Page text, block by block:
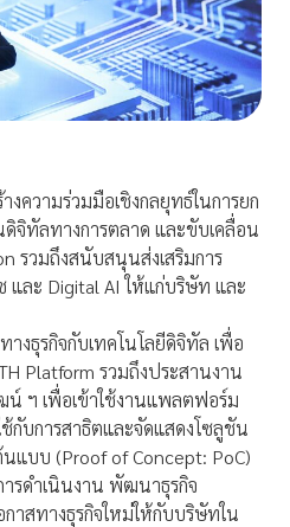
งความร่วมมือเชิงกลยุทธ์ในการยก
ดิจิทัลทางการตลาด และขับเคลื่อน
รวมถึงสนับสนุนส่งเสริมการ
ละ Digital AI ให้แก่บริษัท และ
างธุรกิจกับเทคโนโลยีดิจิทัล เพื่อ
Platform รวมถึงประสานงาน
ฯ เพื่อเข้าใช้งานแพลตฟอร์ม
กับการสาธิตและจัดแสดงโซลูชัน
แบบ (Proof of Concept: PoC)
รดำเนินงาน พัฒนาธุรกิจ
กาสทางธุรกิจใหม่ให้กับบริษัทใน